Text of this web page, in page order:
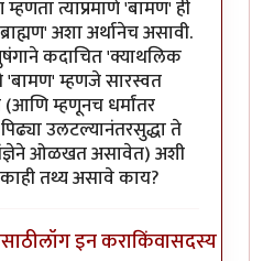
त्याप्रमाणे 'बामण' ही
अशा अर्थानेच असावी.
कदाचित 'क्याथलिक
'बामण' म्हणजे सारस्वत
(आणि म्हणूनच धर्मांतर
उलटल्यानंतरसुद्धा ते
ओळखत असावेत) अशी
तथ्य असावे काय?
लॉग इन कराकिंवासदस्य व्हा